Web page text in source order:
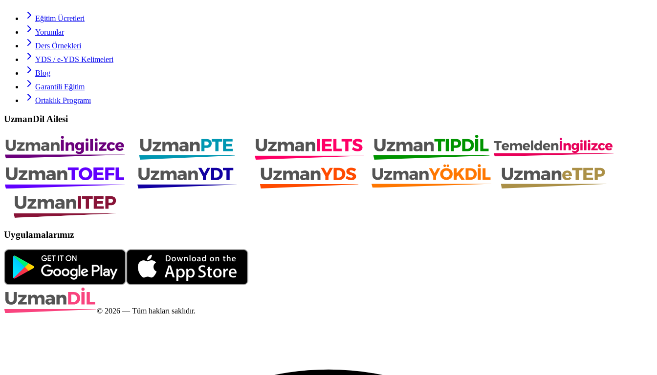
Eğitim Ücretleri
Yorumlar
Ders Örnekleri
YDS / e-YDS Kelimeleri
Blog
Garantili Eğitim
Ortaklık Programı
UzmanDil Ailesi
Uygulamalarımız
© 2026 — Tüm hakları saklıdır.